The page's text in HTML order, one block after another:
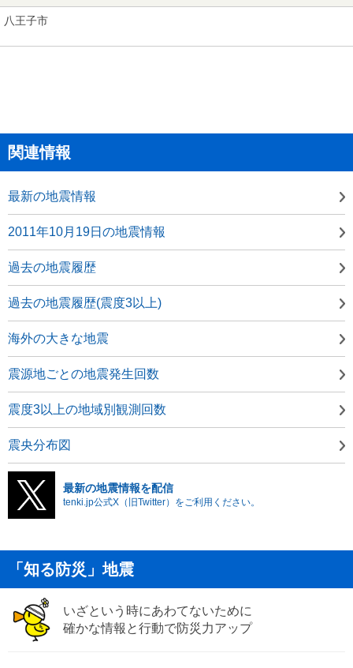
八王子市
関連情報
最新の地震情報
2011年10月19日の地震情報
過去の地震履歴
過去の地震履歴(震度3以上)
海外の大きな地震
震源地ごとの地震発生回数
震度3以上の地域別観測回数
震央分布図
最新の地震情報を配信
tenki.jp公式X（旧Twitter）をご利用ください。
「知る防災」地震
いざという時にあわてないために
確かな情報と行動で防災力アップ